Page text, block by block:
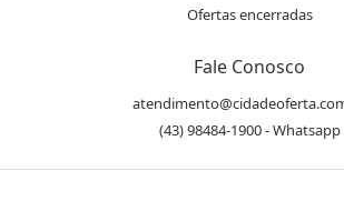
Ofertas encerradas
Fale Conosco
(43) 98484-1900 - Whatsapp